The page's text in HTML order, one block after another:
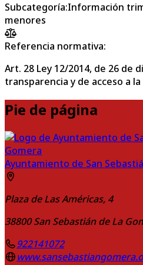
Subcategoría:Información
menores
Referencia normativa:
Art. 28 Ley 12/2014, de 26 de
transparencia y de acceso a
Pie de página
Ayuntamiento de San
Plaza de Las Américas, 4
38800 San Sebastián de La
922141072